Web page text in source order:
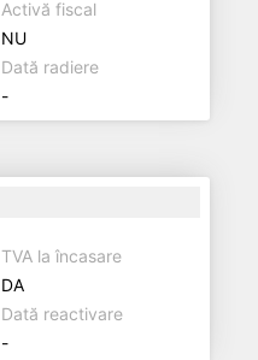
Activă fiscal
NU
Dată radiere
-
TVA la încasare
DA
Dată reactivare
-